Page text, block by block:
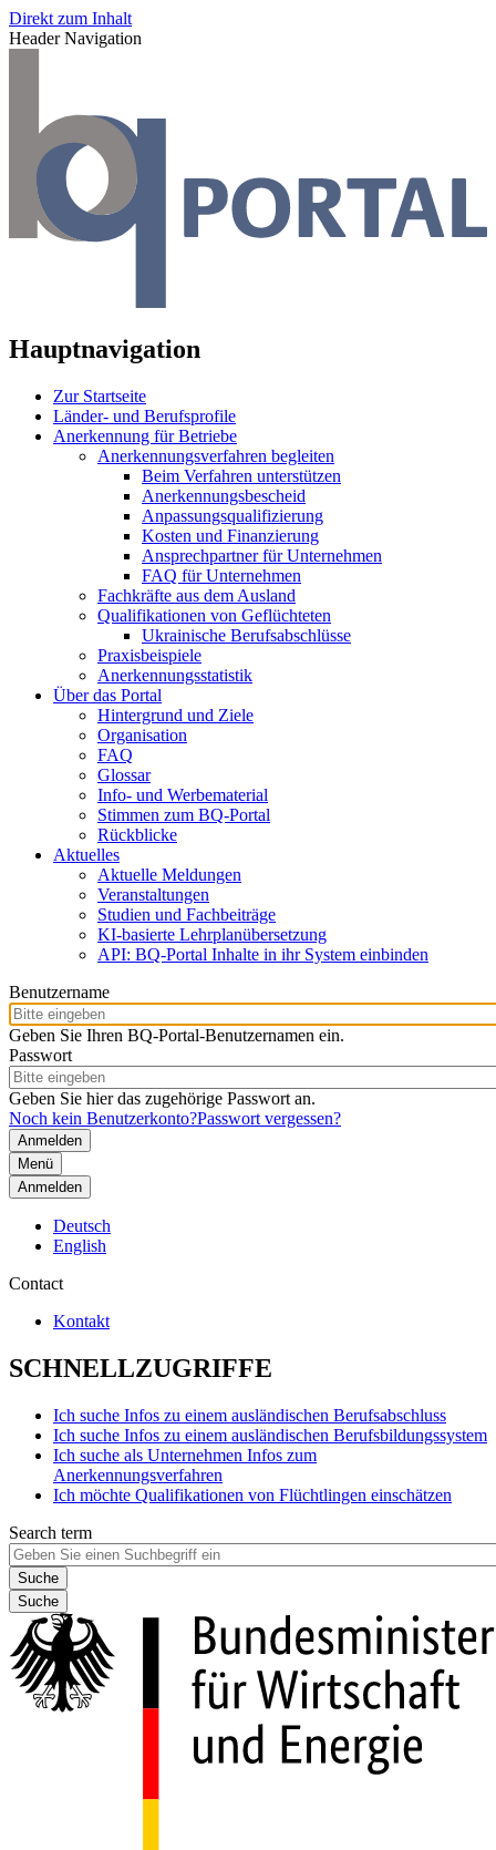
Direkt zum Inhalt
Header Navigation
Hauptnavigation
Zur Startseite
Länder- und Berufsprofile
Anerkennung für Betriebe
Anerkennungsverfahren begleiten
Beim Verfahren unterstützen
Anerkennungsbescheid
Anpassungsqualifizierung
Kosten und Finanzierung
Ansprechpartner für Unternehmen
FAQ für Unternehmen
Fachkräfte aus dem Ausland
Qualifikationen von Geflüchteten
Ukrainische Berufsabschlüsse
Praxisbeispiele
Anerkennungsstatistik
Über das Portal
Hintergrund und Ziele
Organisation
FAQ
Glossar
Info- und Werbematerial
Stimmen zum BQ-Portal
Rückblicke
Aktuelles
Aktuelle Meldungen
Veranstaltungen
Studien und Fachbeiträge
KI-basierte Lehrplanübersetzung
API: BQ-Portal Inhalte in ihr System einbinden
Benutzername
Geben Sie Ihren BQ-Portal-Benutzernamen ein.
Passwort
Geben Sie hier das zugehörige Passwort an.
Noch kein Benutzerkonto?Passwort vergessen?
Menü
Anmelden
Deutsch
English
Contact
Kontakt
SCHNELLZUGRIFFE
Ich suche Infos zu einem ausländischen Berufsabschluss
Ich suche Infos zu einem ausländischen Berufsbildungssystem
Ich suche als Unternehmen Infos zum
Anerkennungsverfahren
Ich möchte Qualifikationen von Flüchtlingen einschätzen
Search term
Suche